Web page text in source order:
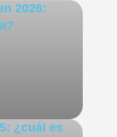
2026:
¿cuál es